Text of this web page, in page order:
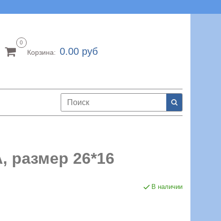
0
Корзина: 0.00 руб
размер 26*16
В наличии